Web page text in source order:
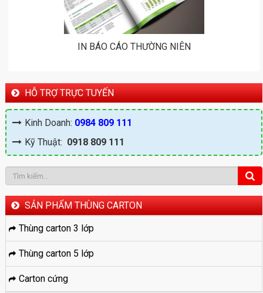
IN BÁO CÁO THƯỜNG NIÊN
HỖ TRỢ TRỰC TUYẾN
Kinh Doanh: 0984 809 111
Kỹ Thuật: 0918 809 111
SẢN PHẨM THÙNG CARTON
Thùng carton 3 lớp
Thùng carton 5 lớp
Carton cứng